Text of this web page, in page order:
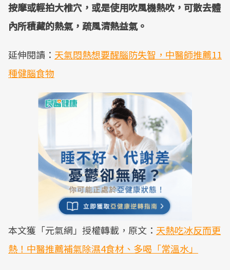
按摩或輕拍大椎穴，或是使用吹風機熱吹，可散去體
內所積藏的熱氣，疏風清熱益氣。
延伸閱讀： 天氣悶熱想要醒腦防失智，中醫師推薦11
種健腦食物
本文獲「元氣網」授權轉載，原文： 天熱吃冰反而更
熱！中醫推薦補氣除濕4食材、多喝「常溫水」